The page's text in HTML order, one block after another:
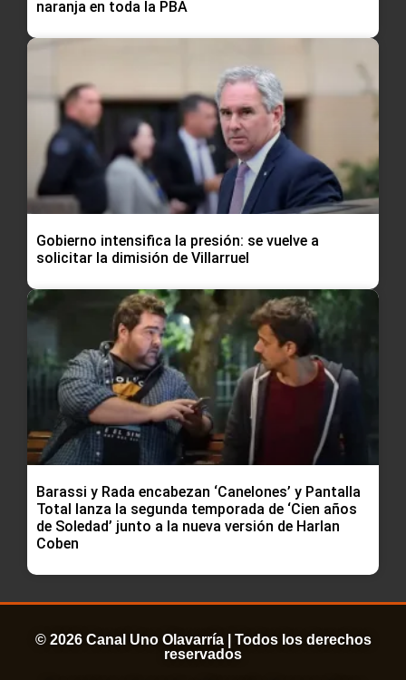
naranja en toda la PBA
Gobierno intensifica la presión: se vuelve a
solicitar la dimisión de Villarruel
Barassi y Rada encabezan ‘Canelones’ y Pantalla
Total lanza la segunda temporada de ‘Cien años
de Soledad’ junto a la nueva versión de Harlan
Coben
© 2026 Canal Uno Olavarría | Todos los derechos
reservados